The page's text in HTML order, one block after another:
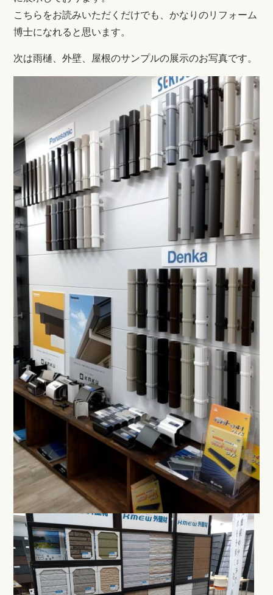
こちらをお読みいただくだけでも、かなりのリフォーム
博士になれると思います。
次は雨樋、外壁、屋根のサンプルの展示のお写真です。